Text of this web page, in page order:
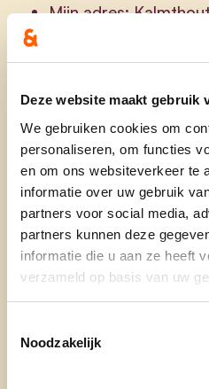
Deze website maakt gebruik
We gebruiken cookies om
personaliseren, om functies
en om ons websiteverkeer te
informatie over uw gebruik
partners voor social media,
partners kunnen deze
informatie die u aan ze heeft
verzameld op basis van uw
Noodzakelijk
Mijn adres:
Mijn leeftijd: 52
Mijn gezinssituatie:
Maas. Florian (24),
Mijn hobby’s en
terrasje doen met
In deze verenigingen
maar vooral in het
(schoolbestuur),
(heemkundige kring,
Mijn e-mailadres:
Mijn